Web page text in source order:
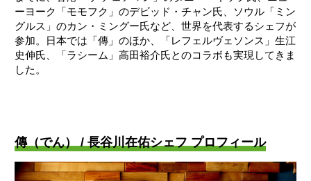
ーヨーク「モモフク」のデビッド・チャン氏、ソウル「ミン
グルス」のカン・ミングー氏など、世界を代表するシェフが
参加。日本では「傳」のほか、「レフェルヴェソンス」生江
史伸氏、「ラシーム」高田裕介氏とのコラボも実現してきま
した。
傳（でん） / 長谷川在佑シェフ プロフィール